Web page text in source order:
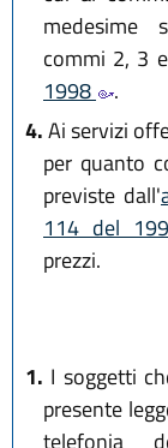
medesime
commi 2, 3
1998
.
4.Ai servizi
per quanto
previste dall'
114 del
prezzi.
1. I soggetti
presente
telefonia